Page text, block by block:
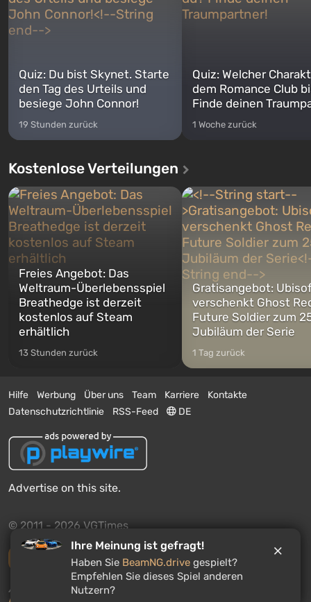
Quiz: Du bist Skynet. Starte
den Tag des Urteils und
besiege John Connor!
19 Stunden zurück
Quiz: Welcher
dem Romance Club
Finde deinen
1 Woche zurück
Kostenlose Verteilungen
Freies Angebot: Das
Weltraum-Überlebensspiel
Breathedge ist derzeit
kostenlos auf Steam
erhältlich
13 Stunden zurück
Gratisangebot:
verschenkt Ghost
Future Soldier zum
Jubiläum der Serie
1 Tag zurück
Hilfe Werbung Über uns Team Karriere
Kontakte
Datenschutzrichtlinie
RSS-Feed DE
Advertise on this site.
© 2011 - 2026 VGTimes
Vollständige Version
Push-Benachrichtigungen über Nachrichten:
Ihre Meinung ist gefragt!
Haben Sie BeamNG.drive gespielt?
Empfehlen Sie dieses Spiel anderen
Nutzern?